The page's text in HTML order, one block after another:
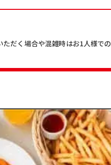
だく場合や混雑時はお1人様での